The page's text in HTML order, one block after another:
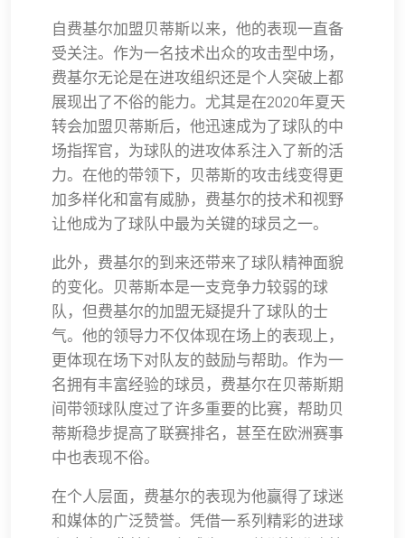
自费基尔加盟贝蒂斯以来，他的表现一直备
受关注。作为一名技术出众的攻击型中场，
费基尔无论是在进攻组织还是个人突破上都
展现出了不俗的能力。尤其是在2020年夏天
转会加盟贝蒂斯后，他迅速成为了球队的中
场指挥官，为球队的进攻体系注入了新的活
力。在他的带领下，贝蒂斯的攻击线变得更
加多样化和富有威胁，费基尔的技术和视野
让他成为了球队中最为关键的球员之一。
此外，费基尔的到来还带来了球队精神面貌
的变化。贝蒂斯本是一支竞争力较弱的球
队，但费基尔的加盟无疑提升了球队的士
气。他的领导力不仅体现在场上的表现上，
更体现在场下对队友的鼓励与帮助。作为一
名拥有丰富经验的球员，费基尔在贝蒂斯期
间带领球队度过了许多重要的比赛，帮助贝
蒂斯稳步提高了联赛排名，甚至在欧洲赛事
中也表现不俗。
在个人层面，费基尔的表现为他赢得了球迷
和媒体的广泛赞誉。凭借一系列精彩的进球